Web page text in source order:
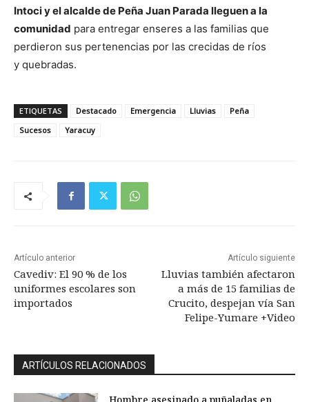
Intoci y el alcalde de Peña Juan Parada lleguen a la
comunidad para entregar enseres a las familias que
perdieron sus pertenencias por las crecidas de ríos
y quebradas.
ETIQUETAS Destacado Emergencia Lluvias
Peña
Sucesos
Yaracuy
Artículo anterior
Cavediv: El 90 % de los
uniformes escolares son
importados
Artículo siguiente
Lluvias también afectaron
a más de 15 familias de
Crucito, despejan vía San
Felipe-Yumare +Video
ARTÍCULOS RELACIONADOS